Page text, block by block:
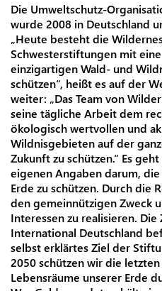
Die Umweltschutz-
wurde 2008 in Deutschland
„Heute besteht die
Schwesterstiftungen mit
einzigartigen Wald- und
schützen“, heißt es auf der
weiter: „Das Team von
seine tägliche Arbeit dem
ökologisch wertvollen und
Wildnisgebieten auf der
Zukunft zu schützen.“ Es
eigenen Angaben darum,
Erde zu schützen. Durch die
den gemeinnützigen Zweck
Interessen zu realisieren.
International Deutschland
selbst erklärtes Ziel der
2050 schützen wir die
Lebensräume unserer Erde